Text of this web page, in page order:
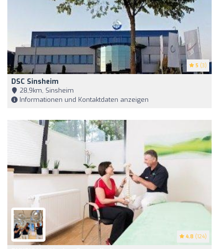
5 (3)
DSC Sinsheim
28,9km, Sinsheim
Informationen und Kontaktdaten anzeigen
4.8 (124)